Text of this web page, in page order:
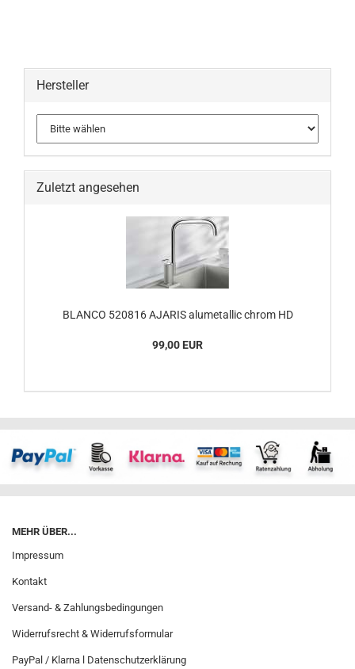
Hersteller
Zuletzt angesehen
BLANCO 520816 AJARIS alumetallic chrom HD
99,00 EUR
MEHR ÜBER...
Impressum
Kontakt
Versand- & Zahlungsbedingungen
Widerrufsrecht & Widerrufsformular
PayPal / Klarna l Datenschutzerklärung